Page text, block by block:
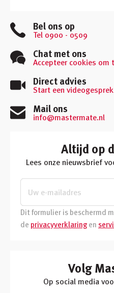
Bel ons op
Tel 0900 - 0509
Chat met ons
Accepteer cookies om
Direct advies
Start een videogesprek
Mail ons
info@mastermate.nl
Altijd op
Lees onze nieuwsbrief
Dit formulier is beschermd
de privacyverklaringen
Volg
Op social media